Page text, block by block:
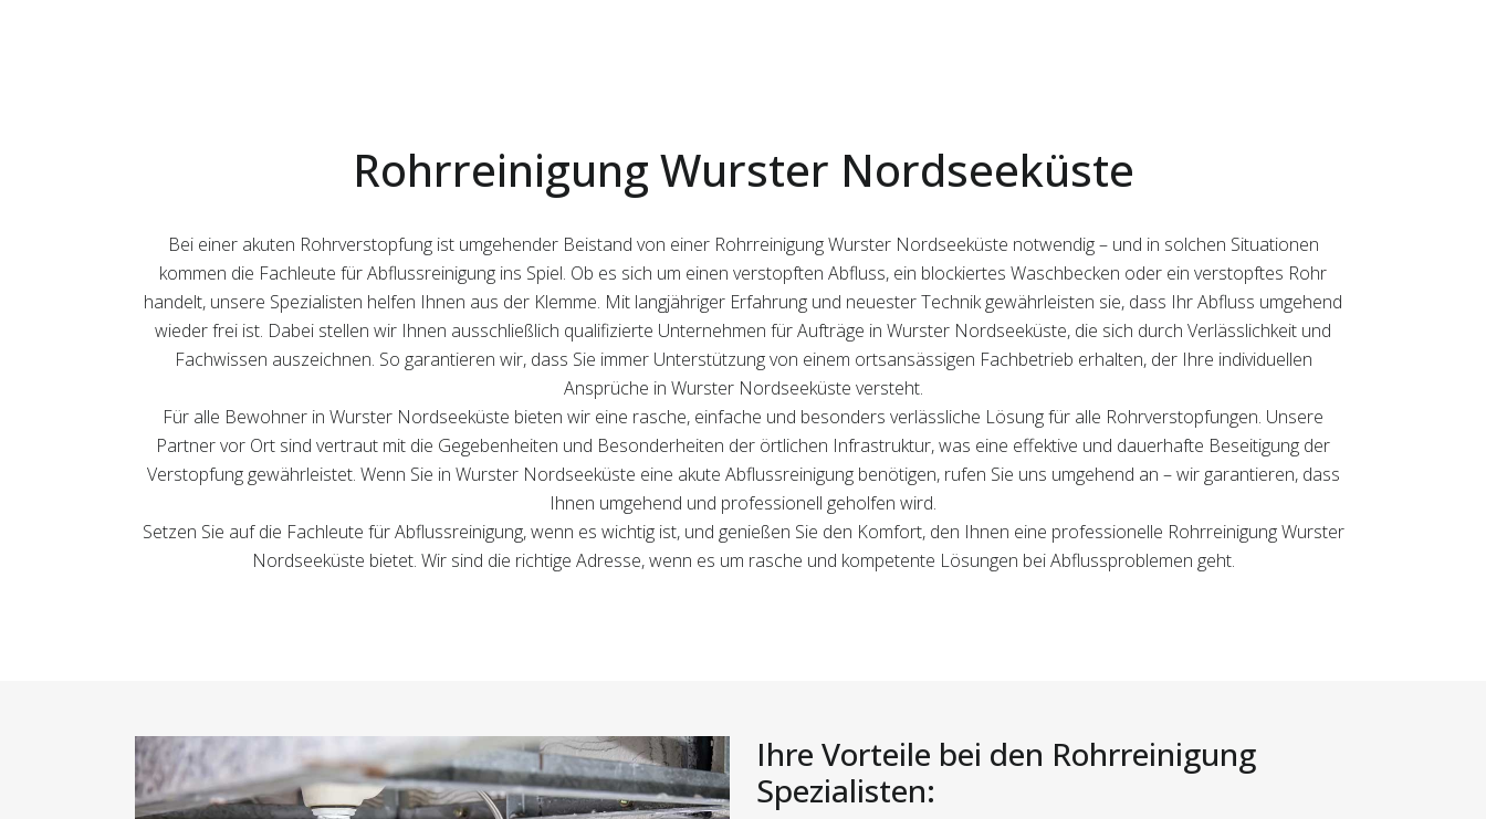
Rohrreinigung Wurster Nordseeküste
Bei einer akuten Rohrverstopfung ist umgehender Beistand von einer Rohrreinigung Wurster Nordseeküste notwendig – und in solchen Situationen
kommen die Fachleute für Abflussreinigung ins Spiel. Ob es sich um einen verstopften Abfluss, ein blockiertes Waschbecken oder ein verstopftes Rohr
handelt, unsere Spezialisten helfen Ihnen aus der Klemme. Mit langjähriger Erfahrung und neuester Technik gewährleisten sie, dass Ihr Abfluss umgehend
wieder frei ist. Dabei stellen wir Ihnen ausschließlich qualifizierte Unternehmen für Aufträge in Wurster Nordseeküste, die sich durch Verlässlichkeit und
Fachwissen auszeichnen. So garantieren wir, dass Sie immer Unterstützung von einem ortsansässigen Fachbetrieb erhalten, der Ihre individuellen
Ansprüche in Wurster Nordseeküste versteht.
Für alle Bewohner in Wurster Nordseeküste bieten wir eine rasche, einfache und besonders verlässliche Lösung für alle Rohrverstopfungen. Unsere
Partner vor Ort sind vertraut mit die Gegebenheiten und Besonderheiten der örtlichen Infrastruktur, was eine effektive und dauerhafte Beseitigung der
Verstopfung gewährleistet. Wenn Sie in Wurster Nordseeküste eine akute Abflussreinigung benötigen, rufen Sie uns umgehend an – wir garantieren, dass
Ihnen umgehend und professionell geholfen wird.
Setzen Sie auf die Fachleute für Abflussreinigung, wenn es wichtig ist, und genießen Sie den Komfort, den Ihnen eine professionelle Rohrreinigung Wurster
Nordseeküste bietet. Wir sind die richtige Adresse, wenn es um rasche und kompetente Lösungen bei Abflussproblemen geht.
Ihre Vorteile bei den Rohrreinigung
Spezialisten: